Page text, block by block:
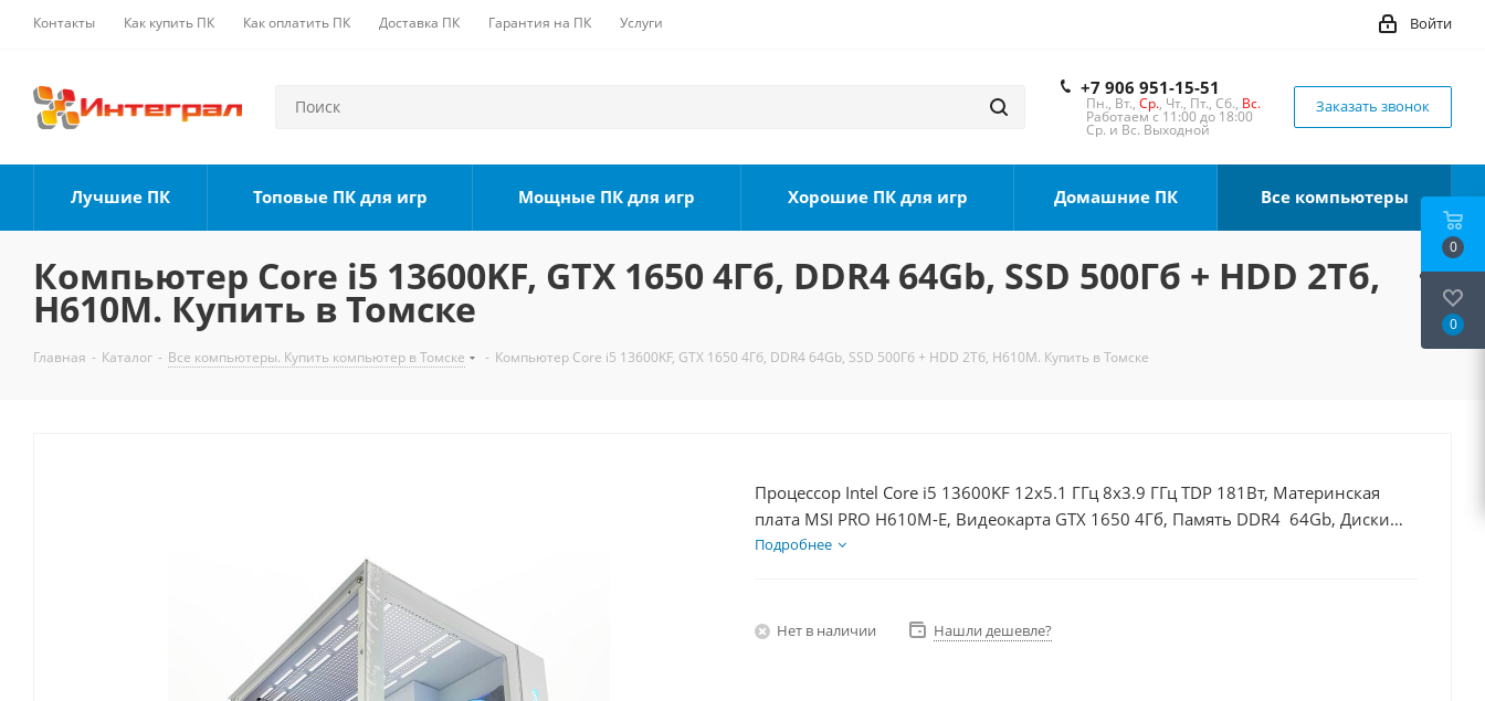
Контакты Как купить ПК Как оплатить ПК Доставка ПК Гарантия на ПК Услуги Войти
+7 906 951-15-51
Пн., Вт., Ср., Чт., Пт., Сб., Вс.
Работаем с 11:00 до 18:00
Ср. и Вс. Выходной
Заказать звонок
Лучшие ПК Топовые ПК для игр Мощные ПК для игр Хорошие ПК для игр Домашние ПК Все компьютеры
Компьютер Core i5 13600KF, GTX 1650 4Гб, DDR4 64Gb, SSD 500Гб + HDD 2Тб,
H610M. Купить в Томске
Главная - Каталог - Все компьютеры. Купить компьютер в Томске - Компьютер Core i5 13600KF, GTX 1650 4Гб, DDR4 64Gb, SSD 500Гб + HDD 2Тб, H610M. Купить в Томске
Процессор Intel Core i5 13600KF 12x5.1 ГГц 8x3.9 ГГц TDP 181Вт, Материнская
плата MSI PRO H610M-E, Видеокарта GTX 1650 4Гб, Память DDR4 64Gb, Диски
SSD 500Гб + HDD 2Тб, БП 500Вт
Подробнее
Нет в наличии Нашли дешевле?
0
0